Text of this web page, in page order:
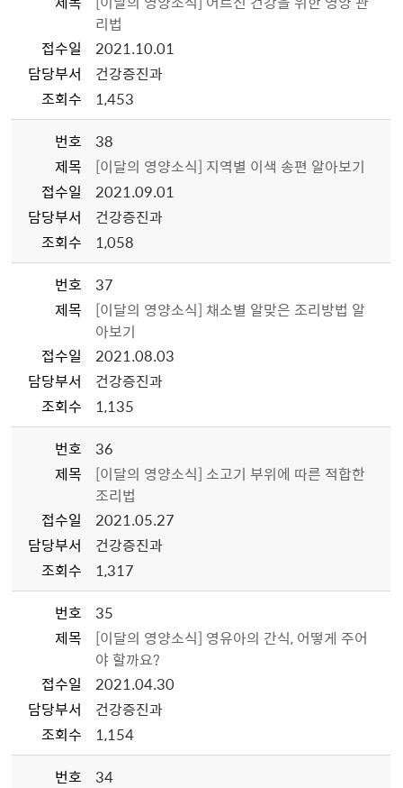
리법
접수일
2021.10.01
담당부서
건강증진과
조회수
1,453
번호
38
제목
[이달의 영양소식] 지역별 이색 송편 알아보기
접수일
2021.09.01
담당부서
건강증진과
조회수
1,058
번호
37
제목
[이달의 영양소식] 채소별 알맞은 조리방법 알
아보기
접수일
2021.08.03
담당부서
건강증진과
조회수
1,135
번호
36
제목
[이달의 영양소식] 소고기 부위에 따른 적합한
조리법
접수일
2021.05.27
담당부서
건강증진과
조회수
1,317
번호
35
제목
[이달의 영양소식] 영유아의 간식, 어떻게 주어
야 할까요?
접수일
2021.04.30
담당부서
건강증진과
조회수
1,154
번호
34